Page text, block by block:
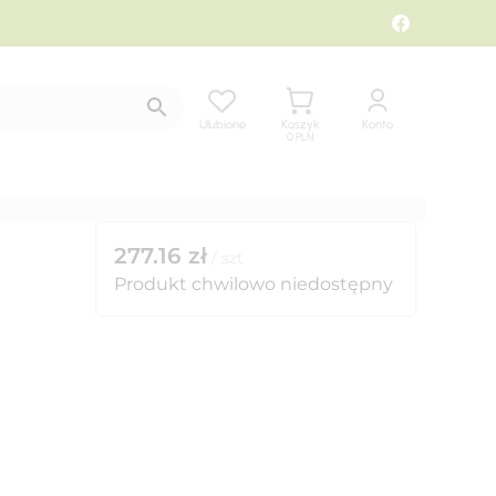
Ulubione
Koszyk
0 PLN
Konto
277.16 zł
Produkt chwilowo niedostępny